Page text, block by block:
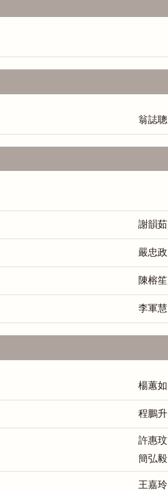
翁誌聰
謝韻茹
嚴忠政
陳榕笙
李軍慧
楊蕙如
程鵬升
許惠
簡弘毅
王嘉玲